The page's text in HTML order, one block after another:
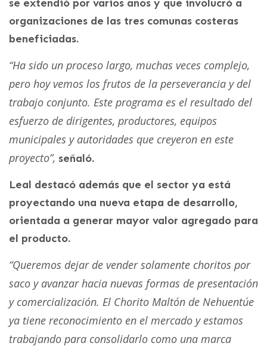
se extendió por varios años y que involucró a
organizaciones de las tres comunas costeras
beneficiadas.
“Ha sido un proceso largo, muchas veces complejo,
pero hoy vemos los frutos de la perseverancia y del
trabajo conjunto. Este programa es el resultado del
esfuerzo de dirigentes, productores, equipos
municipales y autoridades que creyeron en este
proyecto”, señaló.
Leal destacó además que el sector ya está
proyectando una nueva etapa de desarrollo,
orientada a generar mayor valor agregado para
el producto.
“Queremos dejar de vender solamente choritos por
saco y avanzar hacia nuevas formas de presentación
y comercialización. El Chorito Maltón de Nehuentúe
ya tiene reconocimiento en el mercado y estamos
trabajando para consolidarlo como una marca